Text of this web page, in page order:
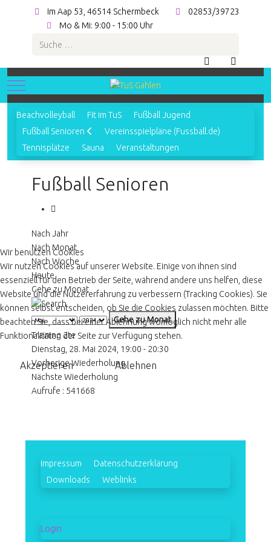
Im Aap 53, 46514 Schermbeck
02853/39723
Mo & Mi: 9:00 - 15:00 Uhr
Suchen
Mobile Menu Toggle
Beachvolleyball Fit im TuS
Fußball Jugend
Fußball Senioren
Vereinsspielpläne (Fussball.de)
Tennisplätze
Sauna Veranstaltungen
Fußball Senioren
Nach Jahr
Nach Monat
Nach Woche
Heute
Gehe zu Monat
Gehe zu Monat
Training 2te
Dienstag, 28. Mai 2024, 19:00 - 20:30
Vorherige Wiederholung
Nächste Wiederholung
Aufrufe : 541668
Impressum
Datenschutzerklärung
Downloads
Weblinks
Login
Wir benutzen Cookies
Wir nutzen Cookies auf unserer Website. Einige von ihnen sind
essenziell für den Betrieb der Seite, während andere uns helfen, diese
Website und die Nutzererfahrung zu verbessern (Tracking Cookies). Sie
können selbst entscheiden, ob Sie die Cookies zulassen möchten. Bitte
beachten Sie, dass bei einer Ablehnung womöglich nicht mehr alle
Funktionalitäten der Seite zur Verfügung stehen.
Akzeptieren Ablehnen